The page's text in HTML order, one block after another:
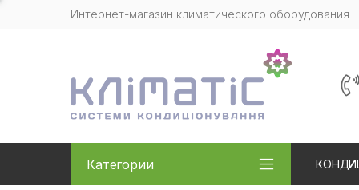
Интернет-магазин климатического оборудования
Категории